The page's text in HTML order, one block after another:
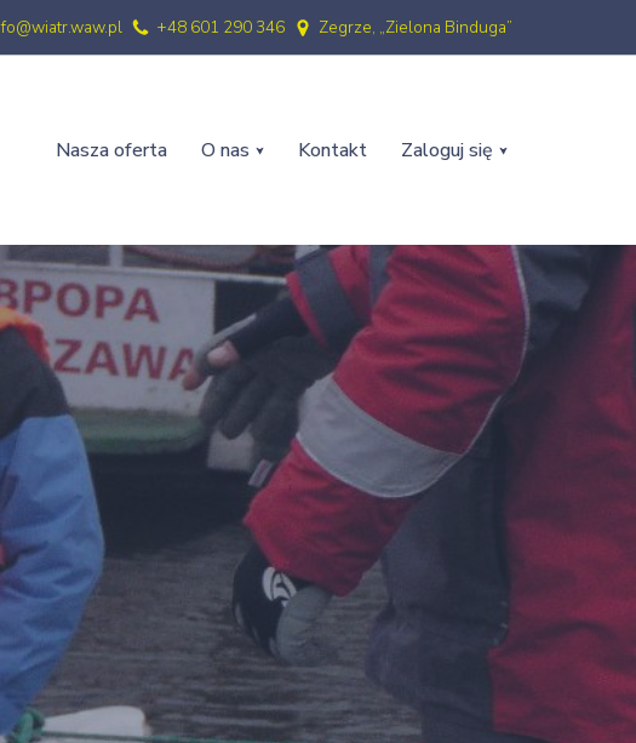
+48 601 290 346 Zegrze, „Zielona Binduga”
Nasza oferta O nas Kontakt Zaloguj się